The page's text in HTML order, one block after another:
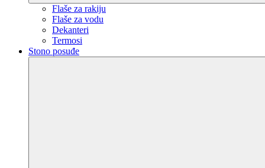
Flaše za rakiju
Flaše za vodu
Dekanteri
Termosi
Stono posuđe